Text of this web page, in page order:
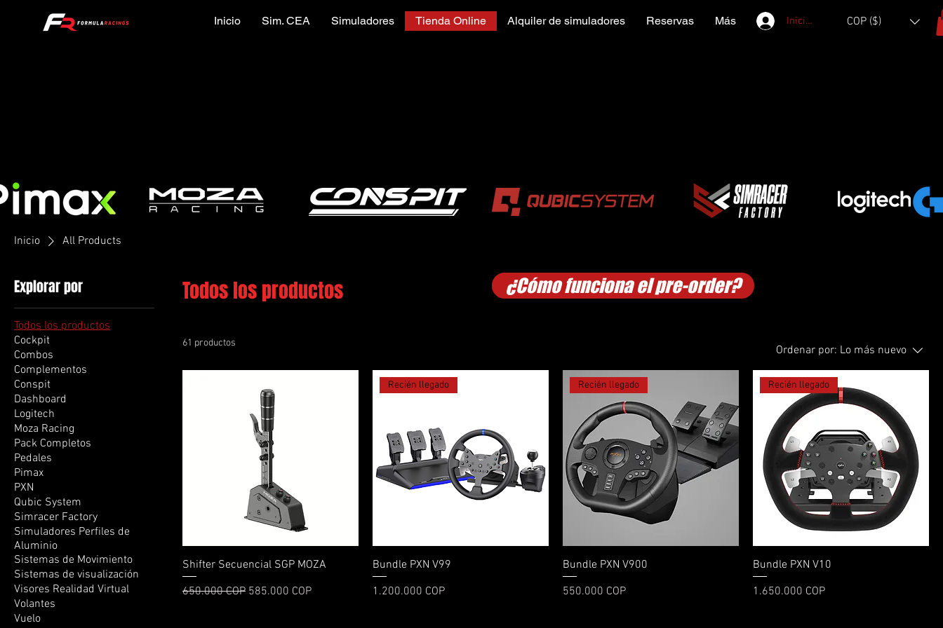
Inicio Sim. CEA Simuladores Tienda Online Alquiler de simuladores Reservas Más Iniciar sesiónCOP ($)
Inicio All Products
Explorar por
Todos los productos
Cockpit
Combos
Complementos
Conspit
Dashboard
Logitech
Moza Racing
Pack Completos
Pedales
Pimax
PXN
Qubic System
Simracer Factory
Simuladores Perfiles de
Aluminio
Sistemas de Movimiento
Sistemas de visualización
Visores Realidad Virtual
Volantes
Vuelo
Todos los productos
61 productos
Ordenar por: Lo más nuevo
Vista rápida
Shifter Secuencial SGP MOZA
Precio
650.000 COP Precio de oferta
585.000 COP
Vista rápida
Recién llegado
Bundle PXN V99
Precio
1.200.000 COP
Vista rápida
Recién llegado
Bundle PXN V900
Precio
550.000 COP
Vista rápida
Recién llegado
Bundle PXN V10
Precio
1.650.000 COP
¿Cómo funciona el pre-order?